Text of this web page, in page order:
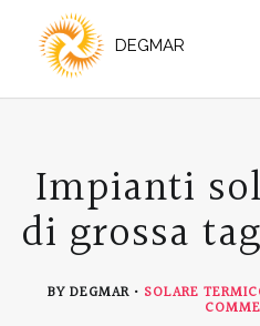
Impianti
di grossa
BY DEGMAR SOLARE